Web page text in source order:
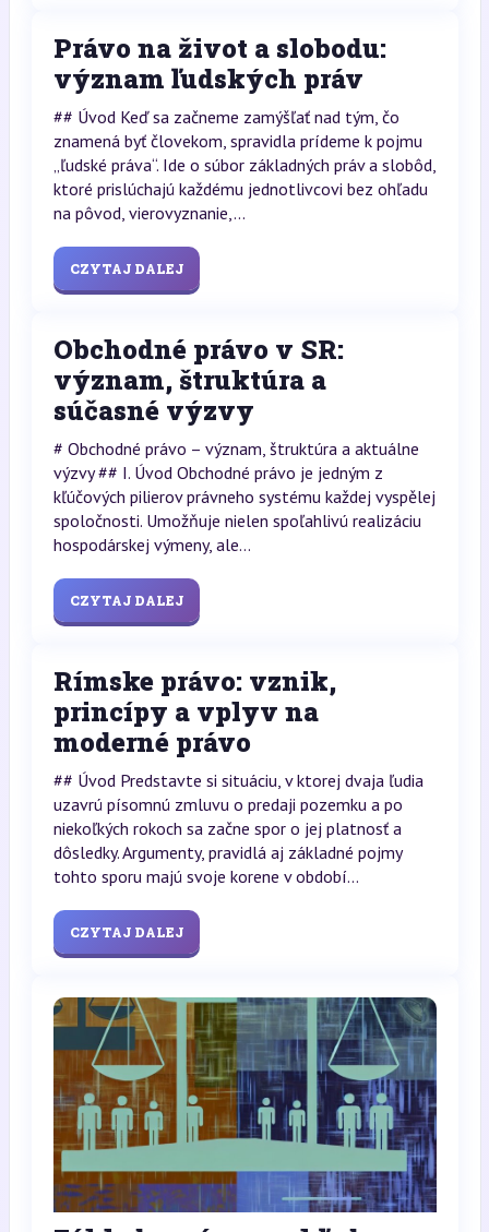
Právo na život a slobodu:
význam ľudských práv
## Úvod Keď sa začneme zamýšľať nad tým, čo
znamená byť človekom, spravidla prídeme k pojmu
„ľudské práva“. Ide o súbor základných práv a slobôd,
ktoré prislúchajú každému jednotlivcovi bez ohľadu
na pôvod, vierovyznanie,...
CZYTAJ DALEJ
Obchodné právo v SR:
význam, štruktúra a
súčasné výzvy
# Obchodné právo – význam, štruktúra a aktuálne
výzvy ## I. Úvod Obchodné právo je jedným z
kľúčových pilierov právneho systému každej vyspělej
spoločnosti. Umožňuje nielen spoľahlivú realizáciu
hospodárskej výmeny, ale...
CZYTAJ DALEJ
Rímske právo: vznik,
princípy a vplyv na
moderné právo
## Úvod Predstavte si situáciu, v ktorej dvaja ľudia
uzavrú písomnú zmluvu o predaji pozemku a po
niekoľkých rokoch sa začne spor o jej platnosť a
dôsledky. Argumenty, pravidlá aj základné pojmy
tohto sporu majú svoje korene v období...
CZYTAJ DALEJ